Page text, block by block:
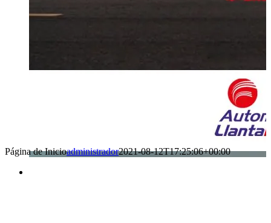
Página de Inicioadministrador2021-08-12T17:25:06+00:00